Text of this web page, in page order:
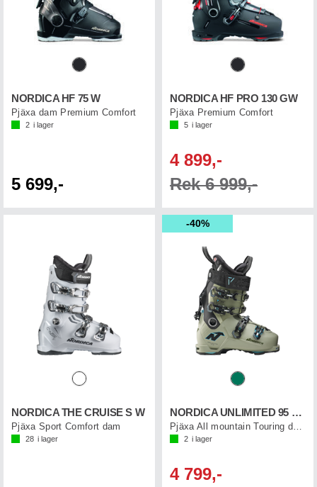
NORDICA HF 75 W
Pjäxa dam Premium Comfort
2 i lager
5 699,-
NORDICA HF PRO 130 GW
Pjäxa Premium Comfort
5 i lager
4 899,-
Rek 6 999,-
NORDICA THE CRUISE S W
Pjäxa Sport Comfort dam
28 i lager
40%
NORDICA UNLIMITED 95 W DYN
2 i lager
4 799,-